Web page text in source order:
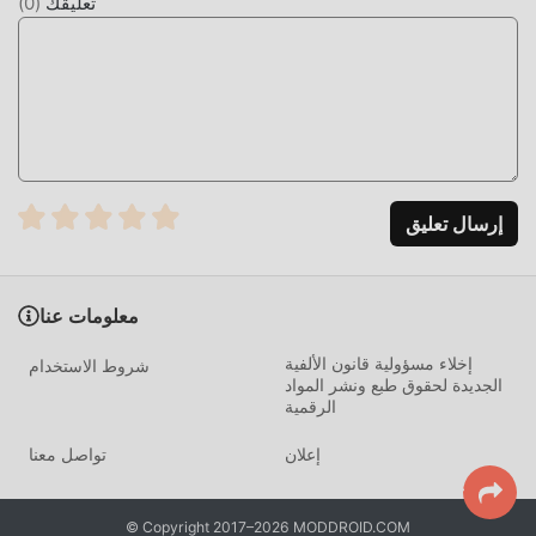
بتنزيله الآن!
إرسال تعليق
معلومات عنا
شروط الاستخدام
إخلاء مسؤولية قانون الألفية
الجديدة لحقوق طبع ونشر المواد
الرقمية
تواصل معنا إعلان
© Copyright 2017–2026 MODDROID.COM